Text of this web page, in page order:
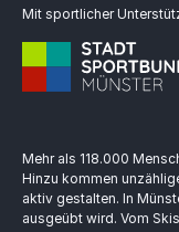
Mit sportlicher
Mehr als 118.000
Hinzu kommen
aktiv gestalten. In
ausgeübt wird. Vom